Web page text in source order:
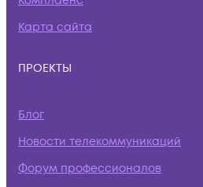
Карта сайта
ПРОЕКТЫ
Блог
Новости телекоммуникаций
Форум профессионалов